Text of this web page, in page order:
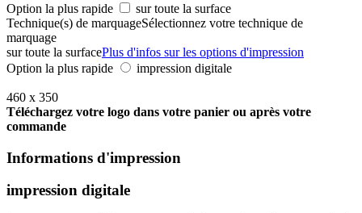
Option la plus rapide
sur toute la surface
Technique(s) de marquageSélectionnez votre technique de
marquage
sur toute la surfacePlus d'infos sur les options d'impression
Option la plus rapide
impression digitale
460 x 350
Téléchargez votre logo dans votre panier ou après votre
commande
Informations d'impression
impression digitale